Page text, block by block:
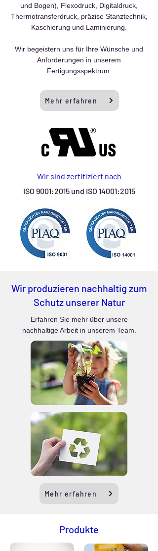
und Bogen), Flexodruck, Digitaldruck,
Thermotransferdruck, präzise Stanztechnik,
Kaschierung und Laminierung.
Wir begeistern uns für Ihre Wünsche und
Anforderungen in unserem
Fertigungsspektrum.
Mehr erfahren
Wir sind zertifiziert nach
ISO 9001:2015 und ISO 14001:2015
Wir produzieren nachhaltig zum
Schutz unserer Natur
Erfahren Sie mehr über unsere
nachhaltige Arbeit in unserem Team.
Mehr erfahren
Produkte